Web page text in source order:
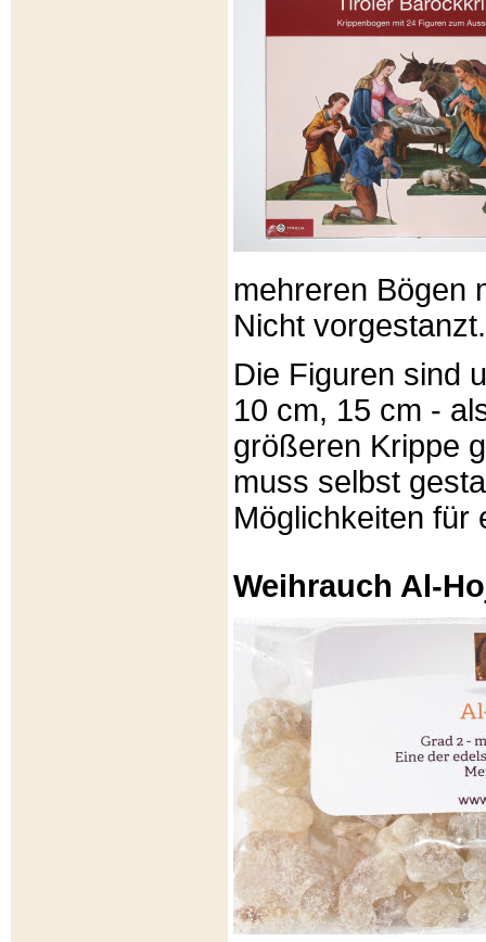
mehreren Bögen
Nicht vorgestanzt.
Die Figuren sind
10 cm, 15 cm -
größeren Krippe
muss selbst
Möglichkeiten für
Weihrauch Al-